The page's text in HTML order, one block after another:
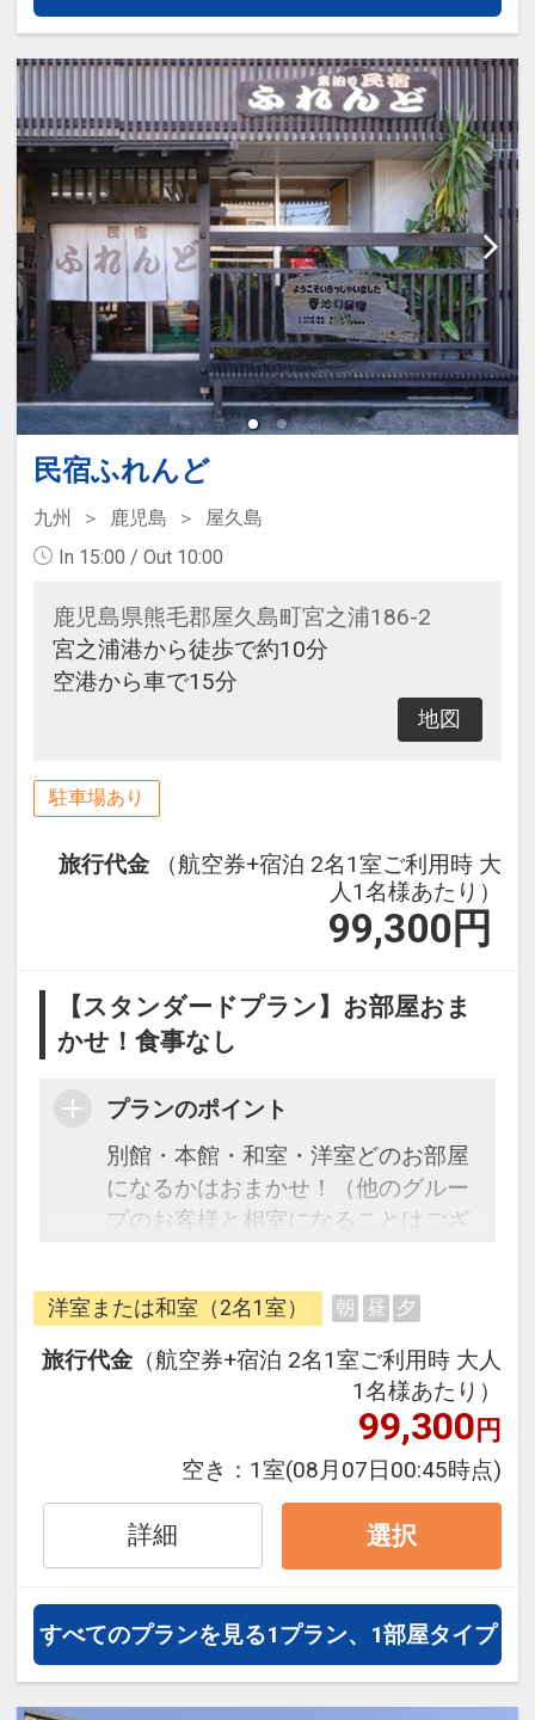
【お宿の特徴】
素泊まりのリーズナブルなお宿とな
ります。
宮之浦バス停から徒歩1分の利便性
の良いエリアにあります。
周りに飲食店が多数あり、お食事に
は困りません。
スーパーマーケットまで徒歩13分で
す。
キッチン、洗濯機を無料でご利用頂
乾燥機はありませんが、コインラン
ドリーまで徒歩5分です。
民宿ふれんど
九州 鹿児島
屋久島
In 15:00 / Out 10:00
鹿児島県熊毛郡屋久島町宮之浦186-2
宮之浦港から徒歩で約10分
空港から車で15分
地図
駐車場あり
旅行代金
（航空券+宿泊 2名1室ご利用時 大
人1名様あたり）
99,300 円
【スタンダードプラン】お部屋おま
かせ！食事なし
プランのポイント
別館・本館・和室・洋室どのお部屋
になるかはおまかせ！（他のグルー
プのお客様と相室になることはござ
※満室の場合、同クラスの別の宿へ
ご案内する場合がございます。※
往復の航空券と宿泊がセットになっ
たスタンダードな＜食事なし＞プラ
フライトと宿泊を自由に組み合わせ
できるダイナミックパッケージだか
ら、一都市滞在はもちろん周遊旅行
にも最適！
旅行期間中の1泊だけの宿泊や延
泊・飛び泊なども自由自在です。
フライトは、安心のJAL（または
JALグループ）確約！フライトマイ
洋室または和室（2名1室） 朝 昼 夕
旅行代金 （航空券+宿泊 2名1室ご利用時 大人
1名様あたり）
99,300円
空き： 1室(08月07日00:45時点)
詳細 選択
すべてのプランを見る1プラン、1部屋タイプ